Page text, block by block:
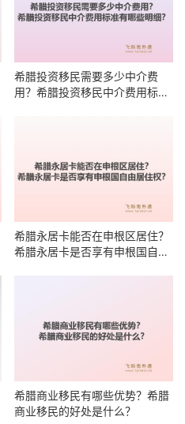
希腊投资移民需要多少中介费
用？希腊投资移民中介费用标准
希腊永居卡能否在申根区居住？
希腊永居卡是否享有申根国自由
希腊商业移民有哪些优势？希腊
商业移民的好处是什么？